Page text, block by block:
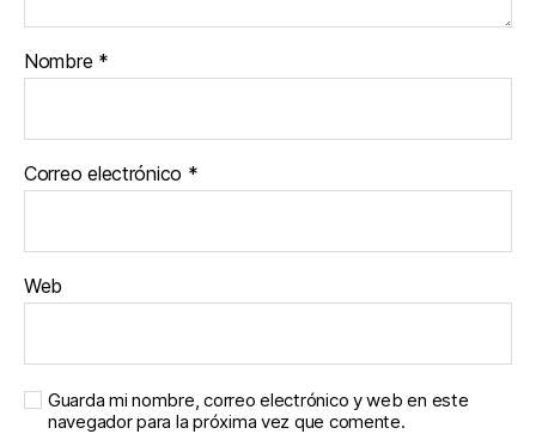
Nombre *
Correo electrónico *
Web
Guarda mi nombre, correo electrónico y web en este
navegador para la próxima vez que comente.